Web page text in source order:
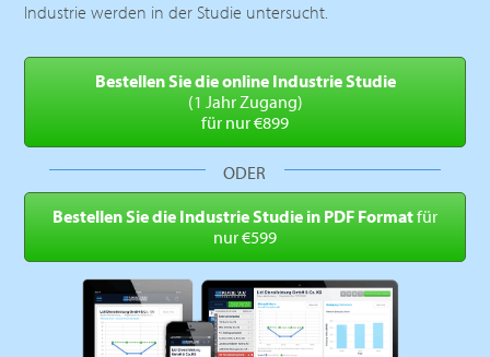
Industrie werden in der Studie untersucht.
Bestellen Sie die online Industrie Studie
(1 Jahr Zugang)
für nur €899
ODER
Bestellen Sie die IndustrieStudie in PDF Formatfür
nur €599